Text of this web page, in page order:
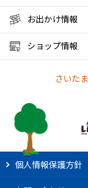
お出かけ情報
ショップ情報
さいた
個人情報保護方針